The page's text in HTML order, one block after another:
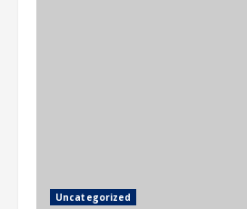
Uncategorized